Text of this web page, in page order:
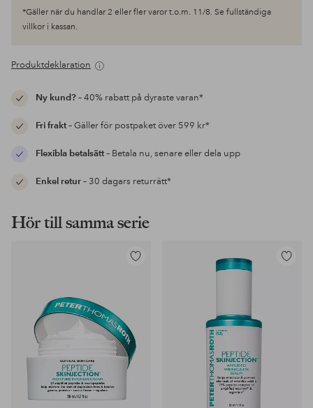
*Gäller när du handlar 2 eller fler varor t.o.m. 11/8. Se fullständiga
villkor i kassan.
Produktdeklaration
Ny kund?– 40% rabatt på dyraste varan*
Fri frakt– Gäller för postpaket över 599 kr*
Flexibla betalsätt– Betala nu, senare eller dela upp
Enkel retur– 30 dagars returrätt*
Hör till samma serie
Lägg
Lägg